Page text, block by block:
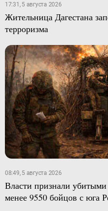
17:31, 5 августа 2026
Жительница Дагестана
терроризма
08:49, 5 августа 2026
Власти признали
менее 9550 бойцов с юга